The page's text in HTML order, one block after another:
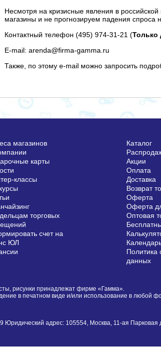
Несмотря на кризисные явления в
магазины и не прогнозируем падения спроса
Контактный телефон (495) 974-31-21 (Только
E-mail: arenda@firma-gamma.ru
Также, по этому e-mail можно запросить
магазинов
карты
классы
торговых
счет на
ЮЛ
Каталог
Акции
Оплата
Доставка
Возврат
Оферта
Оферта
Оптовая
Политика
данных
рисунки принадлежат фирме «Гамма».
в печатном виде и/или использование в
адрес: 105554, Москва, 11-ая Парковая